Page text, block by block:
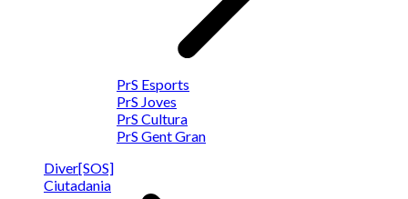
PrS Esports
PrS Joves
PrS Cultura
PrS Gent Gran
Diver[SOS]
Ciutadania